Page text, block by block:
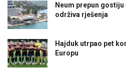
Neum prepun
održiva rješenja
Hajduk utrpao pet
Europu